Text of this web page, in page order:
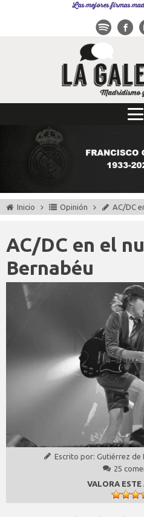
Las mejores firmas
Inicio Opinión AC/DC
AC/DC en el
Bernabéu
Escrito por: Gutiérrez de
25
VALORA